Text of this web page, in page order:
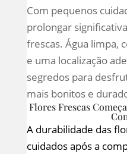
Com pequenos
prolongar
frescas. Água limpa,
e uma localização
segredos para
mais bonitos e
Flores Frescas
A durabilidade das
cuidados após a